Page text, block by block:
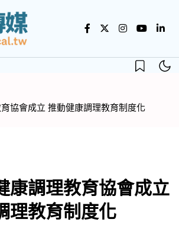
協會成立 推動健康調理教育制度化
康調理教育協會成立
理教育制度化